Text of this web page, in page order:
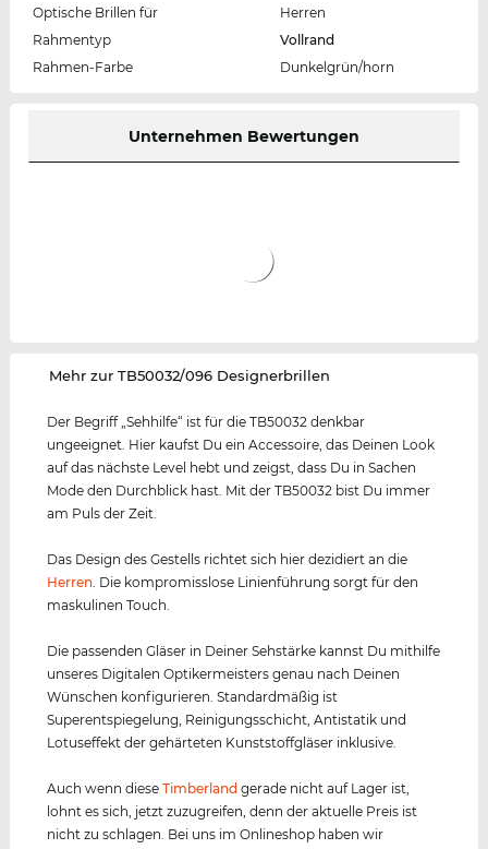
Optische Brillen für
Herren
Rahmentyp
Vollrand
Rahmen-Farbe
Dunkelgrün/horn
Unternehmen Bewertungen
‌Mehr zur TB50032/096 Designerbrillen
Der Begriff „Sehhilfe“ ist für die TB50032 denkbar
ungeeignet. Hier kaufst Du ein Accessoire, das Deinen Look
auf das nächste Level hebt und zeigst, dass Du in Sachen
Mode den Durchblick hast. Mit der TB50032 bist Du immer
am Puls der Zeit.
Das Design des Gestells richtet sich hier dezidiert an die
Herren . Die kompromisslose Linienführung sorgt für den
maskulinen Touch.
Die passenden Gläser in Deiner Sehstärke kannst Du mithilfe
unseres Digitalen Optikermeisters genau nach Deinen
Wünschen konfigurieren. Standardmäßig ist
Superentspiegelung, Reinigungsschicht, Antistatik und
Lotuseffekt der gehärteten Kunststoffgläser inklusive.
Auch wenn dieseTimberland gerade nicht auf Lager ist,
lohnt es sich, jetzt zuzugreifen, denn der aktuelle Preis ist
nicht zu schlagen. Bei uns im Onlineshop haben wir